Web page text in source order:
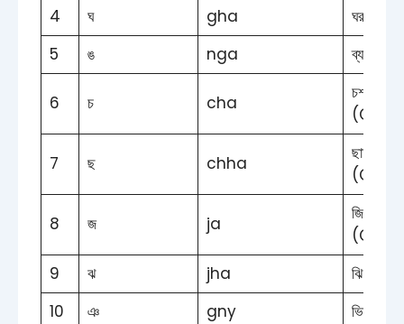
4 ঘ gha
ঘর
5
ঙ nga ব্যাঙ
6 চ cha
চশমা
7 ছ chha
ছাতা
8 জ ja
জিরাফ
9
ঝ jha
ঝিল
10
ঞ gny ভিক্ষা